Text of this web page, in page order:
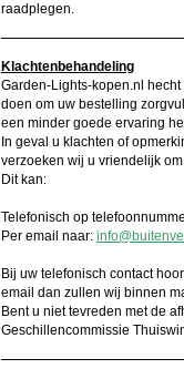
raadplegen.
Klachtenbehandeling
Garden-Lights-kopen.nl
doen om uw bestelling
een minder goede ervaring
In geval u klachten of
verzoeken wij u vriendelijk
Dit kan:
Telefonisch op
Per email naar:
Bij uw telefonisch contact
email dan zullen wij binnen
Bent u niet tevreden met de
Geschillencommissie